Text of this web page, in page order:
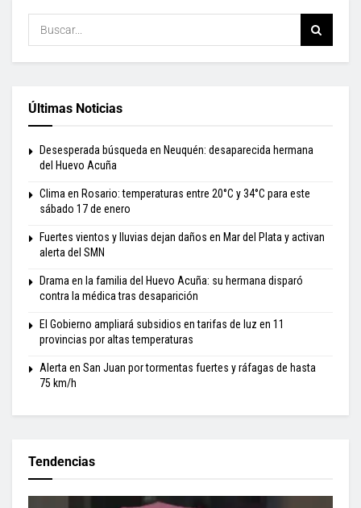
Últimas Noticias
Desesperada búsqueda en Neuquén: desaparecida hermana
del Huevo Acuña
Clima en Rosario: temperaturas entre 20°C y 34°C para este
sábado 17 de enero
Fuertes vientos y lluvias dejan daños en Mar del Plata y activan
alerta del SMN
Drama en la familia del Huevo Acuña: su hermana disparó
contra la médica tras desaparición
El Gobierno ampliará subsidios en tarifas de luz en 11
provincias por altas temperaturas
Alerta en San Juan por tormentas fuertes y ráfagas de hasta
75 km/h
Tendencias